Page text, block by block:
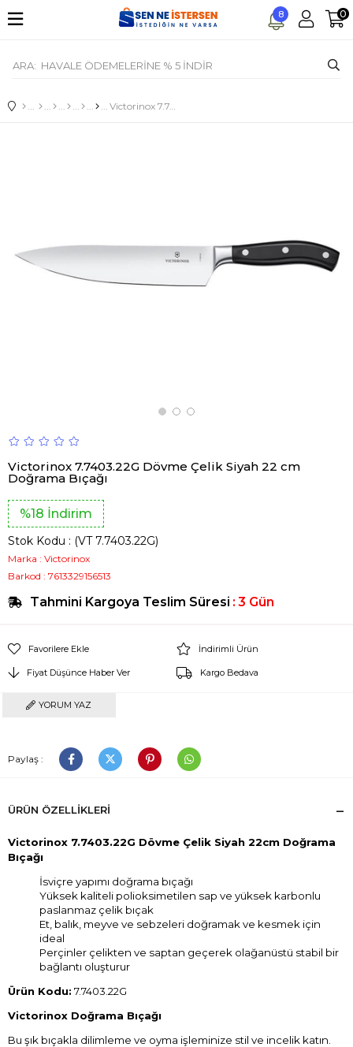
0
8
Victorinox 7.7403.22G Dövme Çelik Siyah 22 cm Doğrama Bıçağı
Victorinox 7.7403.22G Dövme Çelik Siyah 22 cm
Doğrama Bıçağı
%18 İndirim
Stok Kodu (VT 7.7403.22G)
Marka : Victorinox
Barkod : 7613329156513
Tahmini Kargoya Teslim Süresi : 3 Gün
Favorilere Ekle İndirimli Ürün
Fiyat Düşünce Haber Ver Kargo Bedava
YORUM YAZ
Paylaş :
ÜRÜN ÖZELLIKLERI
Victorinox 7.7403.22G Dövme Çelik Siyah 22cm Doğrama
Bıçağı
İsviçre yapımı doğrama bıçağı
Yüksek kaliteli polioksimetilen sap ve yüksek karbonlu
paslanmaz çelik bıçak
Et, balık, meyve ve sebzeleri doğramak ve kesmek için
ideal
Perçinler çelikten ve saptan geçerek olağanüstü stabil bir
bağlantı oluşturur
Ürün Kodu: 7.7403.22G
Victorinox Doğrama Bıçağı
Bu şık bıçakla dilimleme ve oyma işleminize stil ve incelik katın.